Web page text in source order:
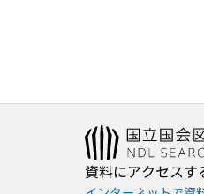
資料にアクセスす